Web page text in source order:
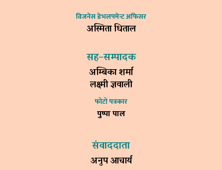
विजनेस डेभलपमेन्ट अफिसर
अस्मिता धिताल
सह–सम्पादक
अम्बिका शर्मा
लक्ष्मी ज्ञवाली
फोटो पत्रकार
पुष्पा पाल
संवाददाता
अनुप आचार्य